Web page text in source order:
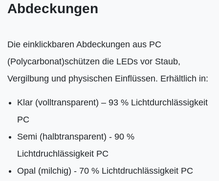
Abdeckungen
Die einklickbaren Abdeckungen aus PC
(Polycarbonat)schützen die LEDs vor Staub,
Vergilbung und physischen Einflüssen. Erhältlich in:
Klar (volltransparent) – 93 % Lichtdurchlässigkeit
PC
Semi (halbtransparent) - 90 %
Lichtdruchlässigkeit PC
Opal (milchig) - 70 % Lichtdruchlässigkeit PC